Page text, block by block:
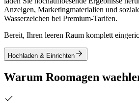
Anzeigen, Marketingmaterialien und
Wasserzeichen bei Premium-Tarifen.
Bereit, Ihren leeren Raum komplett
Hochladen & Einrichten
Warum Roomagen